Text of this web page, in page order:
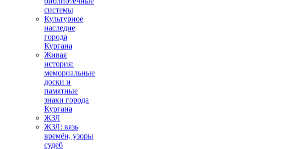
системы
Культурное
наследие
города
Кургана
Живая
история:
мемориальные
доски и
памятные
знаки города
Кургана
ЖЗЛ
ЖЗЛ: вязь
времён, узоры
судеб